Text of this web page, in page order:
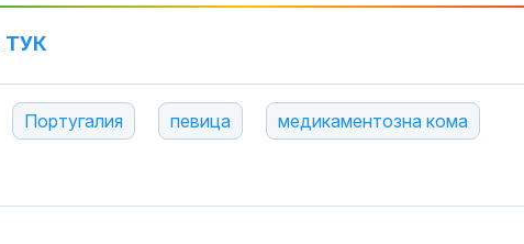
ТУК
Португалия певица медикаментозна кома